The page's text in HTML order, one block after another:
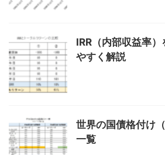
IRR（内部収益率
やすく解説
世界の国債格付け
一覧